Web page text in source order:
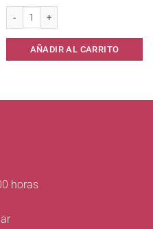
Balde 14lts oval Matriplaster c/
AÑADIR AL CARRITO
horas